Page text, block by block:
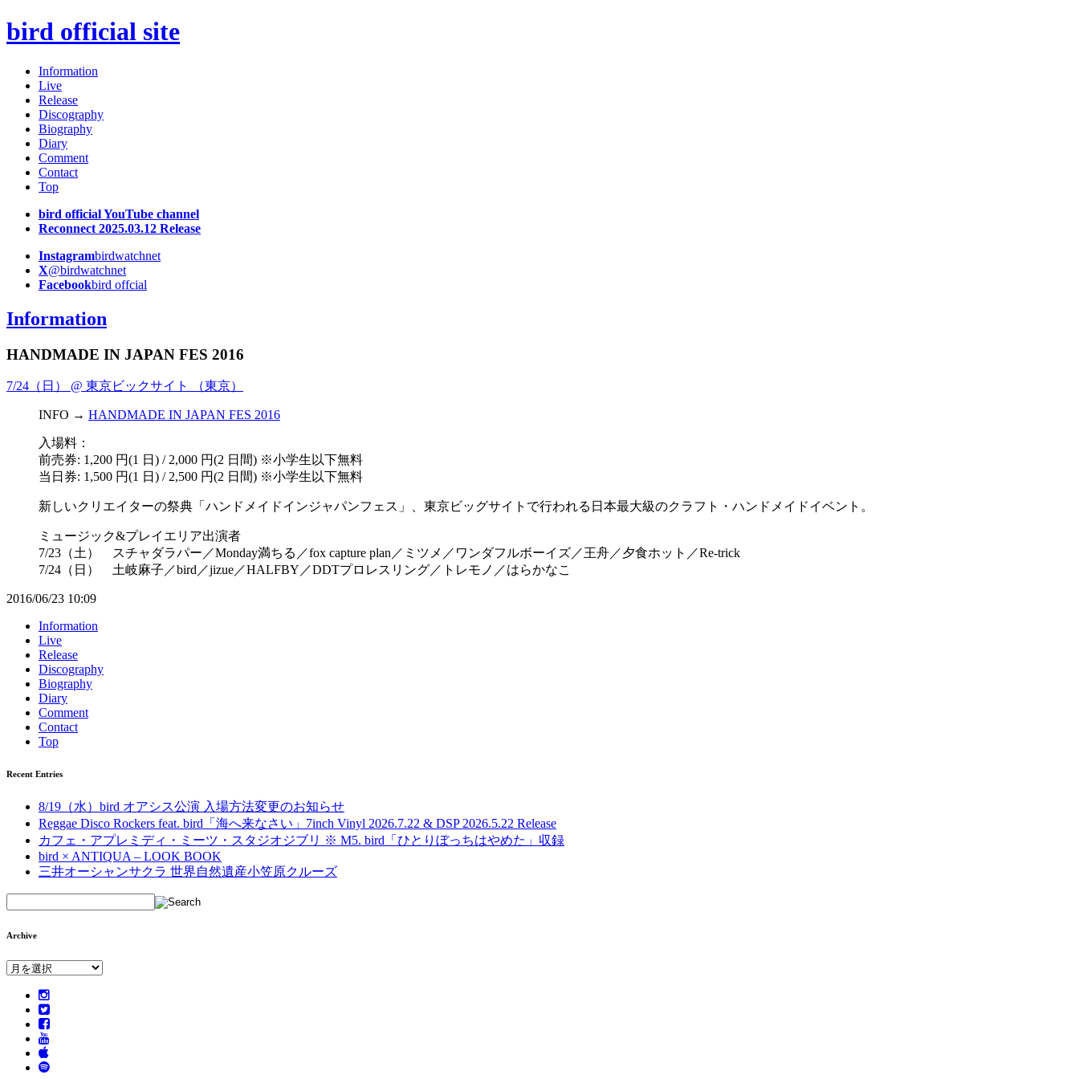
bird official site
Information
Live
Release
Discography
Biography
Diary
Comment
Contact
Top
bird official YouTube channel
Reconnect 2025.03.12 Release
Instagrambirdwatchnet
X@birdwatchnet
Facebookbird offcial
Information
HANDMADE IN JAPAN FES 2016
7/24（日） @ 東京ビックサイト （東京）
INFO → HANDMADE IN JAPAN FES 2016
入場料：
前売券: 1,200 円(1 日) / 2,000 円(2 日間) ※小学生以下無料
当日券: 1,500 円(1 日) / 2,500 円(2 日間) ※小学生以下無料
新しいクリエイターの祭典「ハンドメイドインジャパンフェス」、東京ビッグサイトで行われる日本最大級のクラフト・ハンドメイドイベント。
ミュージック&プレイエリア出演者
7/23（土） スチャダラパー／Monday満ちる／fox capture plan／ミツメ／ワンダフルボーイズ／王舟／夕食ホット／Re-trick
7/24（日） 土岐麻子／bird／jizue／HALFBY／DDTプロレスリング／トレモノ／はらかなこ
2016/06/23 10:09
Information
Live
Release
Discography
Biography
Diary
Comment
Contact
Top
Recent Entries
8/19（水）bird オアシス公演 入場方法変更のお知らせ
Reggae Disco Rockers feat. bird「海へ来なさい」7inch Vinyl 2026.7.22 & DSP 2026.5.22 Release
カフェ・アプレミディ・ミーツ・スタジオジブリ ※ M5. bird「ひとりぼっちはやめた」収録
bird × ANTIQUA – LOOK BOOK
三井オーシャンサクラ 世界自然遺産小笠原クルーズ
Archive